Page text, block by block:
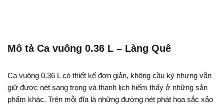
Mô tả Ca vuông 0.36 L – Làng Quê
Ca vuông 0.36 L có thiết kế đơn giản, không cầu kỳ nhưng vẫn
giữ được nét sang trọng và thanh lịch hiếm thấy ở những sản
phẩm khác. Trên mỗi đĩa là những đường nét phát họa sắc xảo